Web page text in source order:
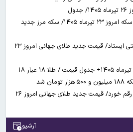
قیمت زمان بازگشایی طلا و سکه امروز ۲۳ تیرماه ۱۴۰۵/ سکه مرز جدید
طلا در پایین‌ترین سطح قیمتی ایستاد/ قیمت جدید طلای جهانی امروز ۲۳
آخرین قیمت طلا و سکه ۲۷ تیرماه ۱۴۰۵+ جدول قیمت / طلا ۱۸ عیار ۱۸
بزرگ‌ترین کاهش قیمت طلا رقم خورد/ قیمت جدید طلای جهانی امروز ۲۶
آرشیو